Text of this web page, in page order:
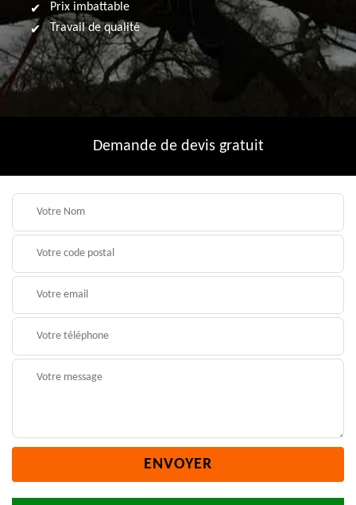
Prix imbattable
Travail de qualité
Demande de devis gratuit